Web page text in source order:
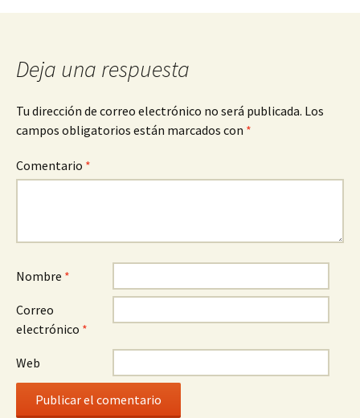
entradas
Deja una respuesta
Tu dirección de correo electrónico no será publicada. Los
campos obligatorios están marcados con *
Comentario *
Nombre *
Correo
electrónico *
Web